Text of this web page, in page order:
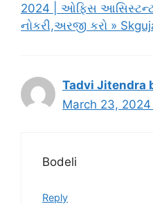
2024 | ઓફિસ આસિસ્ટન્ટ
નોકરી,અરજી કરો »
Tadvi Jitendra
March 23,
Bodeli
Reply